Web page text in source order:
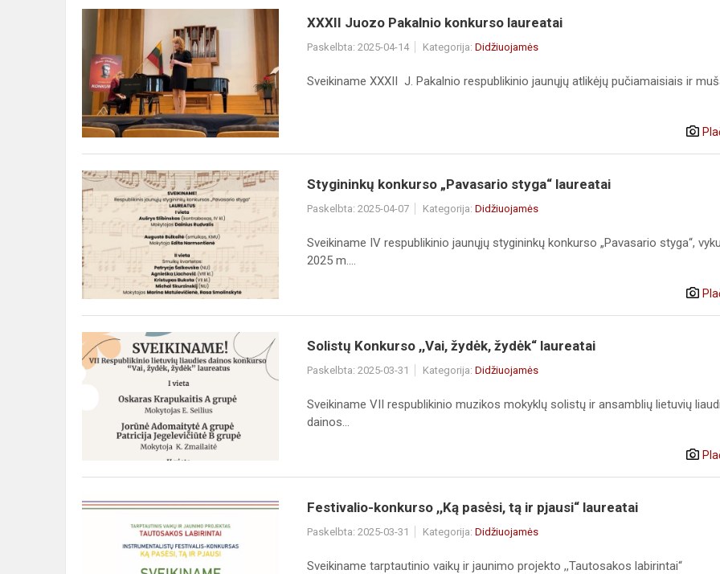
XXXII Juozo Pakalnio konkurso laureatai
Paskelbta: 2025-04-14 Kategorija: Didžiuojamės
Sveikiname XXXII J. Pakalnio respublikinio jaunųjų atlikėjų pučiamaisiais ir
Stygininkų konkurso „Pavasario styga“ laureatai
Paskelbta: 2025-04-07 Kategorija: Didžiuojamės
Sveikiname IV respublikinio jaunųjų stygininkų konkurso „Pavasario styga“,
2025 m....
Solistų Konkurso ,,Vai, žydėk, žydėk“ laureatai
Paskelbta: 2025-03-31 Kategorija: Didžiuojamės
Sveikiname VII respublikinio muzikos mokyklų solistų ir ansamblių lietuvių
dainos...
Festivalio-konkurso ,,Ką pasėsi, tą ir pjausi“ laureatai
Paskelbta: 2025-03-31 Kategorija: Didžiuojamės
Sveikiname tarptautinio vaikų ir jaunimo projekto ,,Tautosakos labirintai“